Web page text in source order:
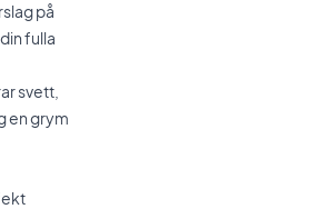
på
fulla
svett,
en grym